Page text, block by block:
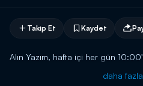
Takip Et Kaydet
Alın Yazım, hafta içi her gün
daha